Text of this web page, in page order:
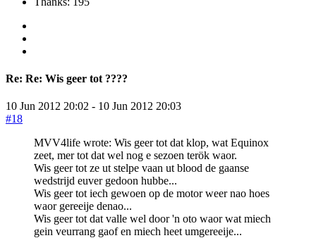
Re: Re: Wis geer tot ????
10 Jun 2012 20:02 - 10 Jun 2012 20:03
#18
MVV4life wrote: Wis geer tot dat klop, wat Equinox
zeet, mer tot dat wel nog e sezoen terök waor.
Wis geer tot ze ut stelpe vaan ut blood de gaanse
wedstrijd euver gedoon hubbe...
Wis geer tot iech gewoen op de motor weer nao hoes
waor gereeije denao...
Wis geer tot dat valle wel door 'n oto waor wat miech
gein veurrang gaof en miech heet umgereeije...